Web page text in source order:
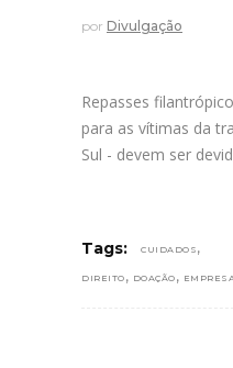
por Divulgação
Repasses
para as vítimas da
Sul - devem ser
Tags: CUIDADOS ,
DIREITO , DOAÇÃO ,